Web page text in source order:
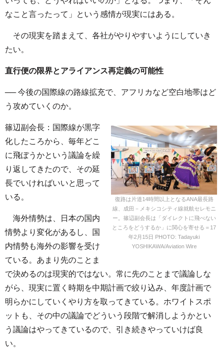
なこと言ったって」という感情が現実にはある。
その現実を踏まえて、各社がやりやすいようにしていき
たい。
直行便の限界とアライアンス再定義の可能性
── 今後の国際線の路線拡充で、アフリカなど空白地帯はど
う攻めていくのか。
復路は片道14時間以上となるANA最長路
線、成田－メキシコシティ線就航セレモニ
ー。篠辺副会長は「ダイレクトに飛べない
ところをどうするか」に関心を寄せる＝17
年2月15日 PHOTO: Tadayuki
YOSHIKAWA/Aviation Wire
篠辺副会長：国際線が黒字
化したころから、毎年どこ
に飛ぼうかという議論を繰
り返してきたので、その延
長でいければいいと思って
いる。
海外情勢は、日本の国内
情勢より変化があるし、国
内情勢も海外の影響を受け
ている。あまり先のことま
で決めるのは現実的ではない。常に先のことまで議論しな
がら、現実に置く時期を中期計画で絞り込み、年度計画で
明らかにしていくやり方を取ってきている。ホワイトスポ
ットも、その中の議論でどういう段階で解消しようかとい
う議論はやってきているので、引き続きやっていけば良
い。